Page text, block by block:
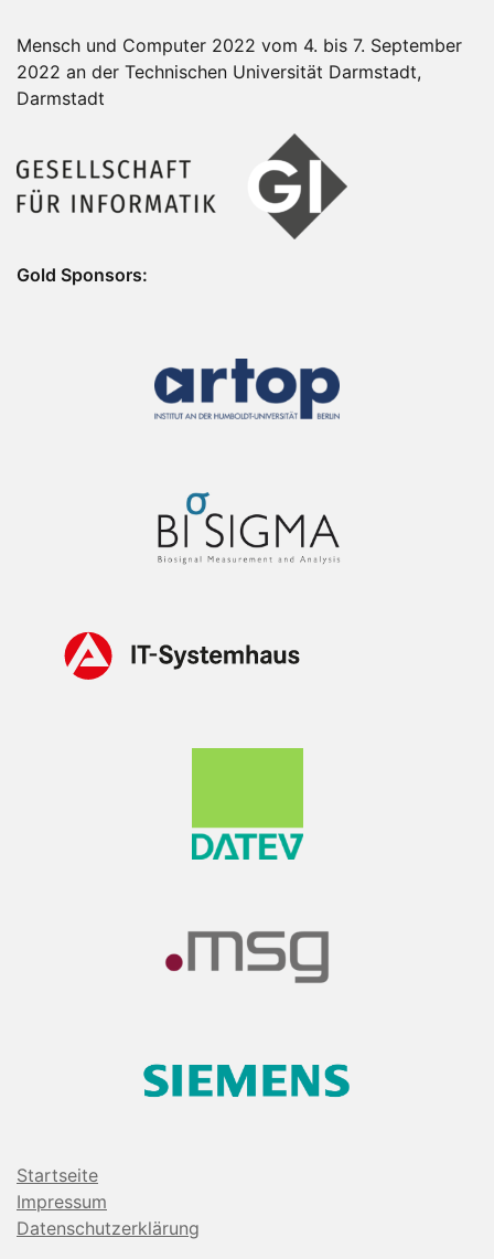
Mensch und Computer 2022 vom 4. bis 7. September
2022 an der Technischen Universität Darmstadt,
Darmstadt
Gold Sponsors:
Startseite
Impressum
Datenschutzerklärung